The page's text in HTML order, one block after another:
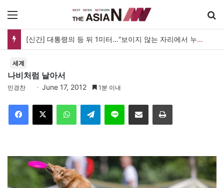
[신간] 대통령의 등 뒤 1미터…“보이지 않는 자리에서 누구를 지킨다는 것”
세계
나비처럼 날아서
민경찬 June 17, 2012 1분 이내
Telegram 이메일